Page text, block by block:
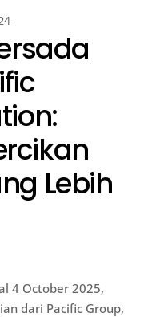
Lebih
4 October 2025,
dari Pacific Group,